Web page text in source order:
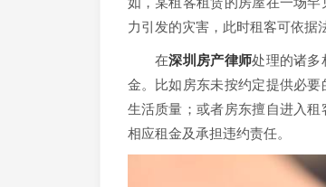
力引发的灾害，此时租客可依据
在深圳房产律师处理的诸多
金。比如房东未按约定提供必
生活质量；或者房东擅自进入
相应租金及承担违约责任。